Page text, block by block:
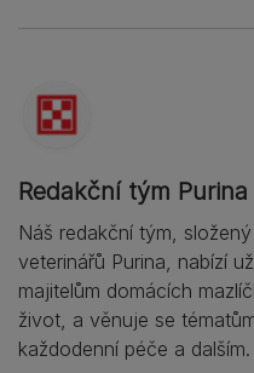
Redakční tým Purina
Náš redakční tým,
veterinářů Purina, nabízí
majitelům domácích
život, a věnuje se
každodenní péče a dalším.